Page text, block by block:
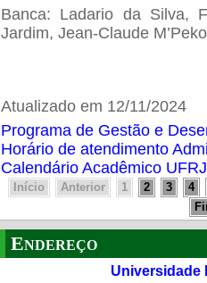
Banca: Ladario da Silva,
Jardim, Jean-Claude M’Peko
Atualizado em 12/11/2024
Programa de Gestão e
Horário de atendimento
Calendário Acadêmico
Início Anterior 1 2 3
4
Endereço
Universidade